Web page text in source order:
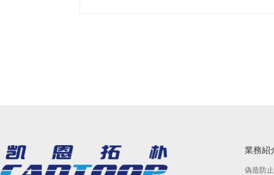
業務紹
偽造防